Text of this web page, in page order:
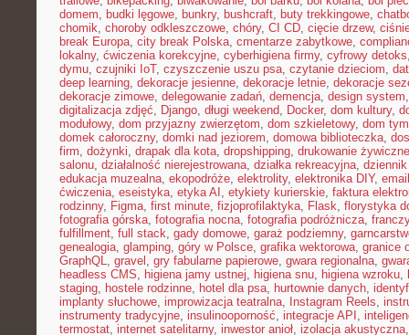
domem, budki lęgowe, bunkry, bushcraft, buty trekkingowe,
chomik, choroby odkleszczowe, chóry, CI CD, cięcie drzew,
break Europa, city break Polska, cmentarze zabytkowe,
lokalny, ćwiczenia korekcyjne, cyberhigiena firmy, cyfrowy detoks
dymu, czujniki IoT, czyszczenie uszu psa, czytanie dzieciom,
deep learning, dekoracje jesienne, dekoracje letnie, dekoracje
dekoracje zimowe, delegowanie zadań, demencja, design system
digitalizacja zdjęć, Django, długi weekend, Docker, dom kultury,
modułowy, dom przyjazny zwierzętom, dom szkieletowy, dom
domek całoroczny, domki nad jeziorem, domowa biblioteczka,
firm, dożynki, drapak dla kota, dropshipping, drukowanie żywiczne
salonu, działalność nierejestrowana, działka rekreacyjna,
edukacja muzealna, ekopodróże, elektrolity, elektronika DIY,
ćwiczenia, eseistyka, etyka AI , etykiety kurierskie, faktura
rodzinny, Figma, first minute, fizjoprofilaktyka, Flask, florystyka
fotografia górska, fotografia nocna, fotografia podróżnicza,
fulfillment, full stack, gady domowe, garaż podziemny,
genealogia, glamping, góry w Polsce, grafika wektorowa, granice
GraphQL, gravel , gry fabularne papierowe, gwara regionalna,
headless CMS, higiena jamy ustnej, higiena snu, higiena wzroku,
staging, hostele rodzinne, hotel dla psa, hurtownie danych,
implanty słuchowe, improwizacja teatralna, Instagram Reels,
instrumenty tradycyjne, insulinooporność, integracje API ,
termostat, internet satelitarny, inwestor anioł, izolacja akustyczna